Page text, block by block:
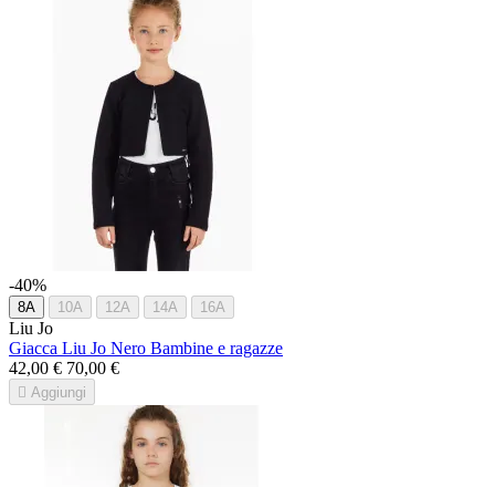
-40%
8A 10A 12A 14A 16A
Liu Jo
Giacca Liu Jo Nero Bambine e ragazze
42,00 € 70,00 €
 Aggiungi